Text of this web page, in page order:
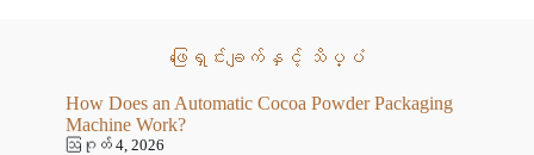
ဖြေရှင်းချက်နှင့် သိပ္ပံ
How Does an Automatic Cocoa Powder Packaging
Machine Work?
ဩဂုတ် 4, 2026